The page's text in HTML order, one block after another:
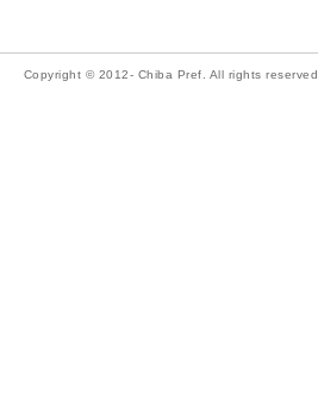
Copyright © 2012- Chiba Pref. All rights reserved.